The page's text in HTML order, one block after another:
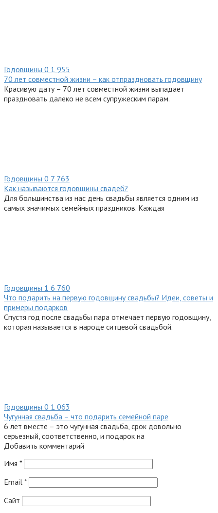
Годовщины 0 1 955
70 лет совместной жизни – как отпраздновать годовщину
Красивую дату – 70 лет совместной жизни выпадает
праздновать далеко не всем супружеским парам.
Годовщины 0 7 763
Как называются годовщины свадеб?
Для большинства из нас день свадьбы является одним из
самых значимых семейных праздников. Каждая
Годовщины 1 6 760
Что подарить на первую годовщину свадьбы? Идеи, советы и
примеры подарков
Спустя год после свадьбы пара отмечает первую годовщину,
которая называется в народе ситцевой свадьбой.
Годовщины 0 1 063
Чугунная свадьба – что подарить семейной паре
6 лет вместе – это чугунная свадьба, срок довольно
серьезный, соответственно, и подарок на
Добавить комментарий
Имя *
Email *
Сайт